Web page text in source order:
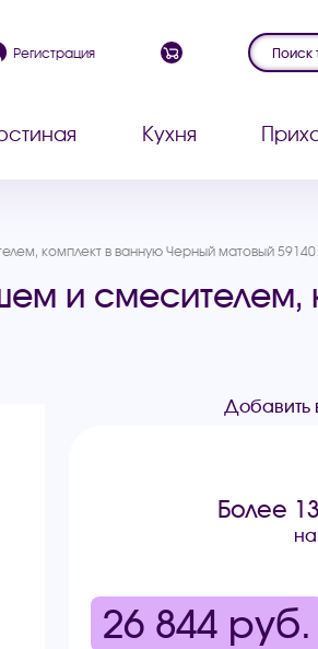
Регистрация
Кухня
комплект в ванную Черный матовый
и смесителем,
Добавить
Более
26 844 руб.